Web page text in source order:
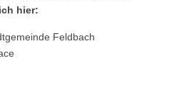
hier:
Feldbach